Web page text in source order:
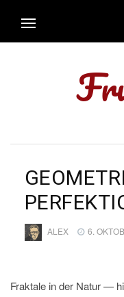
ALEX 6.
Fraktale in der Natur —